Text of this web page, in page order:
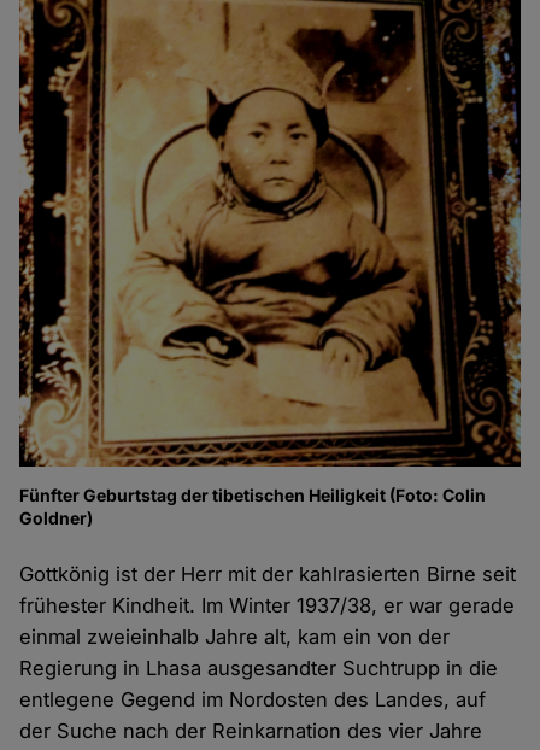
Fünfter Geburtstag der tibetischen Heiligkeit (Foto: Colin
Goldner)
Gottkönig ist der Herr mit der kahlrasierten Birne seit
frühester Kindheit. Im Winter 1937/38, er war gerade
einmal zweieinhalb Jahre alt, kam ein von der
Regierung in Lhasa ausgesandter Suchtrupp in die
entlegene Gegend im Nordosten des Landes, auf
der Suche nach der Reinkarnation des vier Jahre